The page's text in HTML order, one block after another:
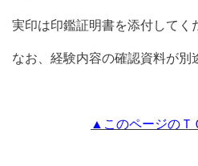
実印は印鑑証明書を添付してく
なお、経験内容の確認資料が別
▲このページのＴ